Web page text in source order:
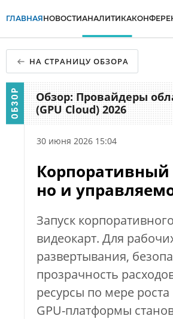
ГЛАВНАЯНОВОСТИАНАЛИТИКА
НА СТРАНИЦУ ОБЗОРА
Обзор: Провайдеры
(GPU Cloud) 2026
30 июня 2026 15:04
Корпоративный
но и
Запуск
видеокарт. Для
развертывания,
прозрачность
ресурсы по мере
GPU-платформы